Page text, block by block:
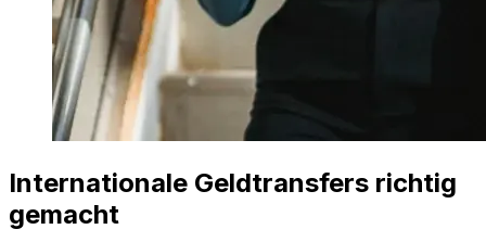
Internationale Geldtransfers richtig
gemacht